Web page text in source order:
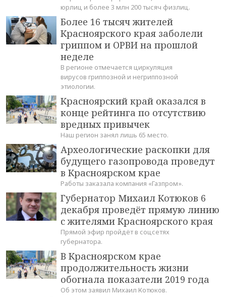
юрлиц и более 3 млн 200 тысяч физлиц.
Более 16 тысяч жителей
Красноярского края заболели
гриппом и ОРВИ на прошлой
неделе
В регионе отмечается циркуляция
вирусов гриппозной и негриппозной
этиологии.
Красноярский край оказался в
конце рейтинга по отсутствию
вредных привычек
Наш регион занял лишь 65 место.
Археологические раскопки для
будущего газопровода проведут
в Красноярском крае
Работы заказала компания «Газпром».
Губернатор Михаил Котюков 6
декабря проведёт прямую линию
с жителями Красноярского края
Прямой эфир пройдёт в соцсетях
губернатора.
В Красноярском крае
продолжительность жизни
обогнала показатели 2019 года
Об этом заявил Михаил Котюков.